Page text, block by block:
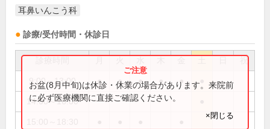
耳鼻いんこう科
診療/受付時間・休診日
祝
9:00～13:00 ● ● ● ● ●
14:00～16:00
お盆(8月中旬)は休診・休業の場合があります。来院前
に必ず医療機関に直接ご確認ください。
×閉じる